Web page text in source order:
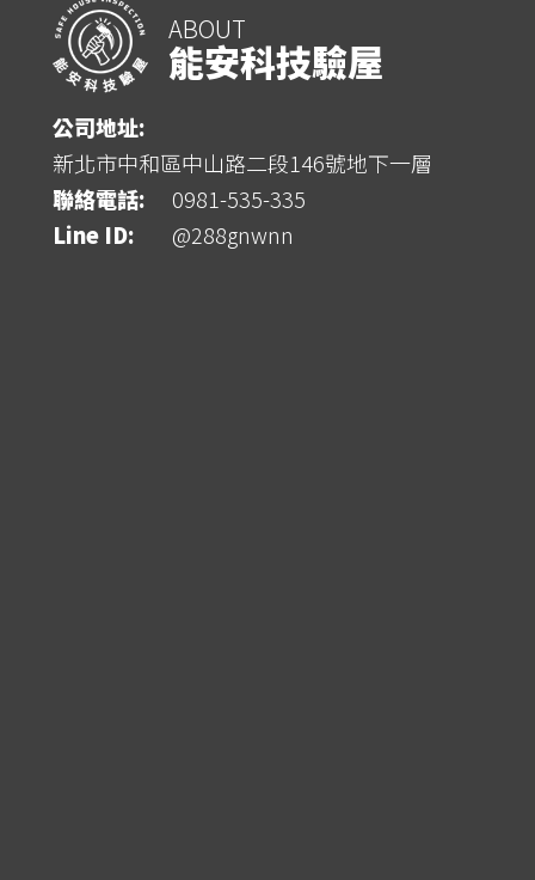
ABOUT
能安科技驗屋
公司地址:
新北市中和區中山路二段146號地下一層
聯絡電話:
0981-535-335
Line ID:
@288gnwnn